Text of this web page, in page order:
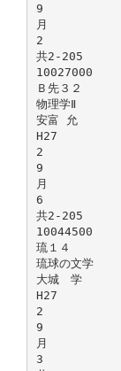
9
月
2
共2-205
10027000
Ｂ先３２
物理学Ⅱ
安富 允
H27
2
9
月
6
共2-205
10044500
琉１４
琉球の文学
大城 学
H27
2
9
月
3